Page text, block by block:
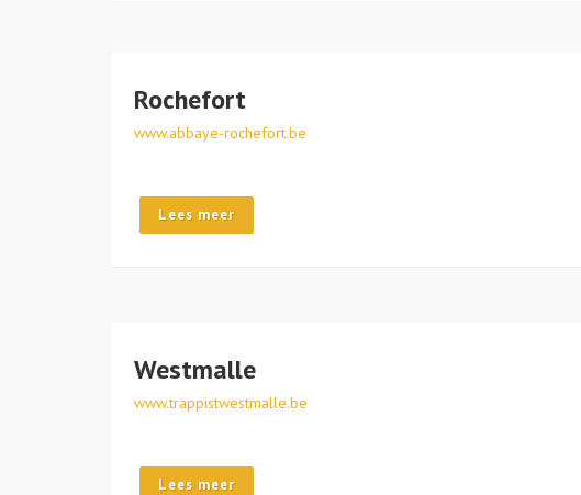
Rochefort
www.abbaye-rochefort.be
Lees meer
Westmalle
www.trappistwestmalle.be
Lees meer